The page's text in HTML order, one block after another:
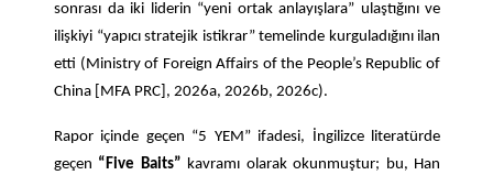
sonrası da iki liderin “yeni ortak anlayışlara” ulaştığını ve
ilişkiyi “yapıcı stratejik istikrar” temelinde kurguladığını ilan
etti (Ministry of Foreign Affairs of the People’s Republic of
China [MFA PRC], 2026a, 2026b, 2026c).
Rapor içinde geçen “5 YEM” ifadesi, İngilizce literatürde
geçen “Five Baits” kavramı olarak okunmuştur; bu, Han